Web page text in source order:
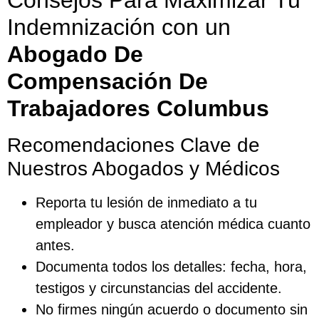
Indemnización con un
Abogado De
Compensación De
Trabajadores Columbus
Recomendaciones Clave de
Nuestros Abogados y Médicos
Reporta tu lesión de inmediato a tu
empleador y busca atención médica cuanto
antes.
Documenta todos los detalles: fecha, hora,
testigos y circunstancias del accidente.
No firmes ningún acuerdo o documento sin